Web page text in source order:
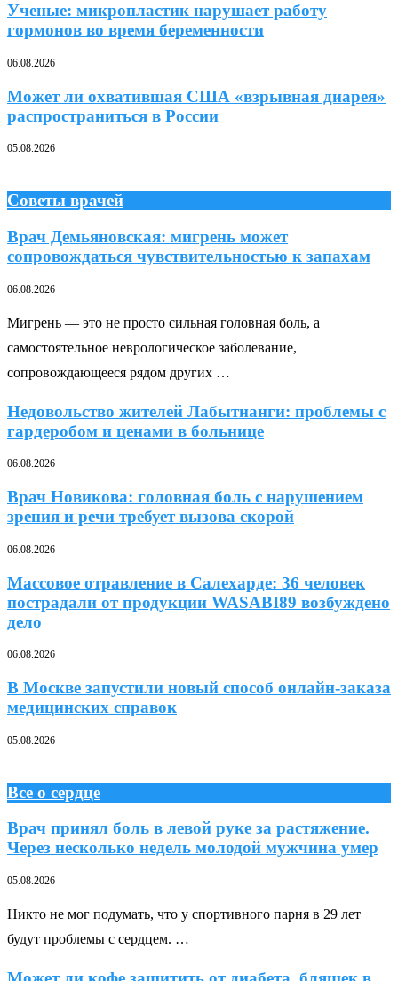
Ученые: микропластик нарушает работу
гормонов во время беременности
06.08.2026
Может ли охватившая США «взрывная диарея»
распространиться в России
05.08.2026
Советы врачей
Врач Демьяновская: мигрень может
сопровождаться чувствительностью к запахам
06.08.2026
Мигрень — это не просто сильная головная боль, а
самостоятельное неврологическое заболевание,
сопровождающееся рядом других …
Недовольство жителей Лабытнанги: проблемы с
гардеробом и ценами в больнице
06.08.2026
Врач Новикова: головная боль с нарушением
зрения и речи требует вызова скорой
06.08.2026
Массовое отравление в Салехарде: 36 человек
пострадали от продукции WASABI89 возбуждено
дело
06.08.2026
В Москве запустили новый способ онлайн-заказа
медицинских справок
05.08.2026
Все о сердце
Врач принял боль в левой руке за растяжение.
Через несколько недель молодой мужчина умер
05.08.2026
Никто не мог подумать, что у спортивного парня в 29 лет
будут проблемы с сердцем. …